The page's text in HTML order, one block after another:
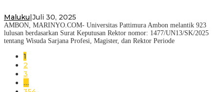
Maluku Juli 30, 2025
AMBON, MARINYO.COM- Universitas Pattimura Ambon melantik 923
lulusan berdasarkan Surat Keputusan Rektor nomor: 1477/UN13/SK/2025
tentang Wisuda Sarjana Profesi, Magister, dan Rektor Periode
1
2
3
…